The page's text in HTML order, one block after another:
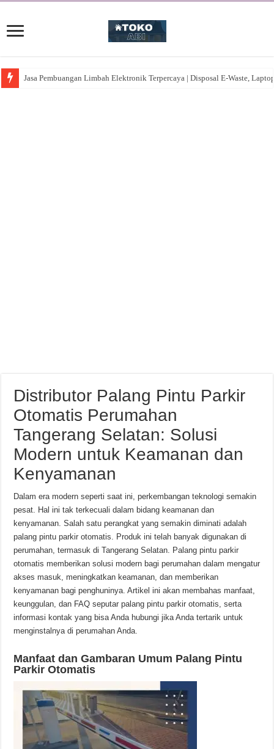
Jasa Pembuangan Limbah Elektronik Terpercaya | Disposal E-Waste,
Distributor Palang Pintu Parkir
Otomatis Perumahan
Tangerang Selatan: Solusi
Modern untuk Keamanan dan
Kenyamanan
Dalam era modern seperti saat ini, perkembangan teknologi semakin
pesat. Hal ini tak terkecuali dalam bidang keamanan dan
kenyamanan. Salah satu perangkat yang semakin diminati adalah
palang pintu parkir otomatis. Produk ini telah banyak digunakan di
perumahan, termasuk di Tangerang Selatan. Palang pintu parkir
otomatis memberikan solusi modern bagi perumahan dalam mengatur
akses masuk, meningkatkan keamanan, dan memberikan
kenyamanan bagi penghuninya. Artikel ini akan membahas manfaat,
keunggulan, dan FAQ seputar palang pintu parkir otomatis, serta
informasi kontak yang bisa Anda hubungi jika Anda tertarik untuk
menginstalnya di perumahan Anda.
Manfaat dan Gambaran Umum Palang Pintu
Parkir Otomatis